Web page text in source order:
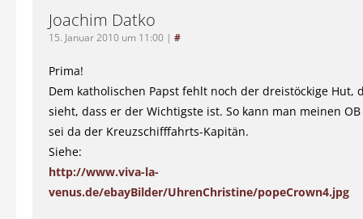
Joachim Datko
15. Januar 2010 um 11:00 | #
Prima!
Dem katholischen Papst fehlt noch der dreistöckige Hut,
sieht, dass er der Wichtigste ist. So kann man meinen
sei da der Kreuzschifffahrts-Kapitän.
Siehe:
http://www.viva-la-
venus.de/ebayBilder/UhrenChristine/popeCrown4.jpg